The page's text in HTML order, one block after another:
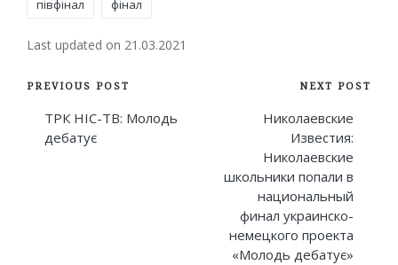
півфінал фінал
Last updated on 21.03.2021
Post
navigation
PREVIOUS POST
ТРК НІС-ТВ: Молодь
дебатує
NEXT POST
Николаевские
Известия:
Николаевские
школьники попали в
национальный
финал украинско-
немецкого проекта
«Молодь дебатує»